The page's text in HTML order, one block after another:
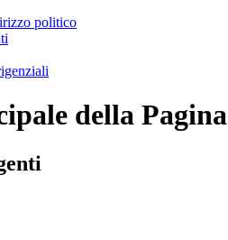
politico
della Pagina